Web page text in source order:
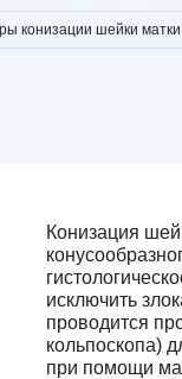
Р
конизации шейки матки
Конизация
исключить
проводится
кольпоскопа)
при помощи